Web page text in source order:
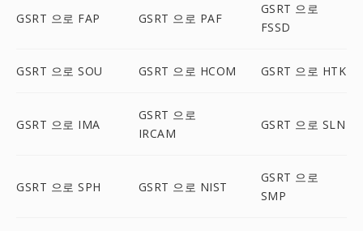
GSRT 으로 FAP GSRT 으로 PAF
GSRT 으로
FSSD
GSRT 으로 SOU GSRT 으로 HCOM GSRT 으로 HTK
GSRT 으로 IMA
GSRT 으로
IRCAM
GSRT 으로 SLN
GSRT 으로 SPH GSRT 으로 NIST
GSRT 으로
SMP